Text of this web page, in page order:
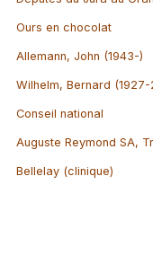
Ours en chocolat
Allemann, John (1943-)
Wilhelm, Bernard (1927-
Conseil national
Auguste Reymond SA,
Bellelay (clinique)